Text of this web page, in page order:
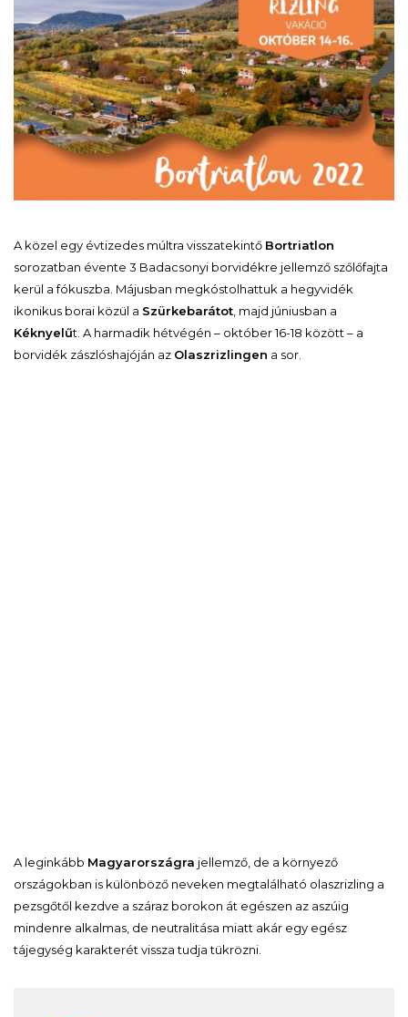
A közel egy évtizedes múltra visszatekintő Bortriatlon
sorozatban évente 3 Badacsonyi borvidékre jellemző szőlőfajta
kerül a fókuszba. Májusban megkóstolhattuk a hegyvidék
ikonikus borai közül a Szürkebarátot , majd júniusban a
Kéknyelűt. A harmadik hétvégén – október 16-18 között – a
borvidék zászlóshajóján az Olaszrizlingen a sor.
A leginkább Magyarországra jellemző, de a környező
országokban is különböző neveken megtalálható olaszrizling a
pezsgőtől kezdve a száraz borokon át egészen az aszúig
mindenre alkalmas, de neutralitása miatt akár egy egész
tájegység karakterét vissza tudja tükrözni.